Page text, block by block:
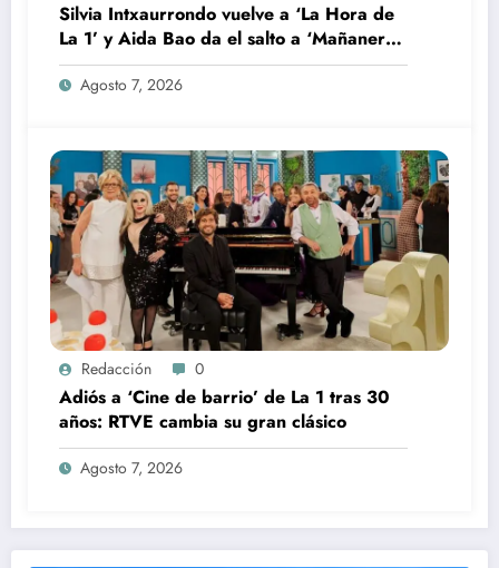
Silvia Intxaurrondo vuelve a ‘La Hora de
La 1’ y Aida Bao da el salto a ‘Mañaneros
360’
Agosto 7, 2026
Redacción 0
Adiós a ‘Cine de barrio’ de La 1 tras 30
años: RTVE cambia su gran clásico
Agosto 7, 2026